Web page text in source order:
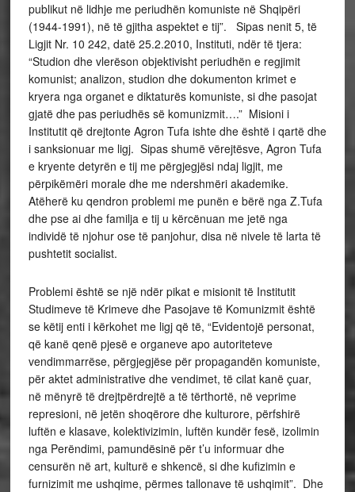
publikut në lidhje me periudhën komuniste në Shqipëri
(1944-1991), në të gjitha aspektet e tij”. Sipas nenit 5, të
Ligjit Nr. 10 242, datë 25.2.2010, Instituti, ndër të tjera:
“Studion dhe vlerëson objektivisht periudhën e regjimit
komunist; analizon, studion dhe dokumenton krimet e
kryera nga organet e diktaturës komuniste, si dhe pasojat
gjatë dhe pas periudhës së komunizmit….” Misioni i
Institutit që drejtonte Agron Tufa ishte dhe është i qartë dhe
i sanksionuar me ligj. Sipas shumë vërejtësve, Agron Tufa
e kryente detyrën e tij me përgjegjësi ndaj ligjit, me
përpikëmëri morale dhe me ndershmëri akademike.
Atëherë ku qendron problemi me punën e bërë nga Z.Tufa
dhe pse ai dhe familja e tij u kërcënuan me jetë nga
individë të njohur ose të panjohur, disa në nivele të larta të
pushtetit socialist.
Problemi është se një ndër pikat e misionit të Institutit
Studimeve të Krimeve dhe Pasojave të Komunizmit është
se këtij enti i kërkohet me ligj që të, “Evidentojë personat,
që kanë qenë pjesë e organeve apo autoriteteve
vendimmarrëse, përgjegjëse për propagandën komuniste,
për aktet administrative dhe vendimet, të cilat kanë çuar,
në mënyrë të drejtpërdrejtë a të tërthortë, në veprime
represioni, në jetën shoqërore dhe kulturore, përfshirë
luftën e klasave, kolektivizimin, luftën kundër fesë, izolimin
nga Perëndimi, pamundësinë për t’u informuar dhe
censurën në art, kulturë e shkencë, si dhe kufizimin e
furnizimit me ushqime, përmes tallonave të ushqimit”. Dhe